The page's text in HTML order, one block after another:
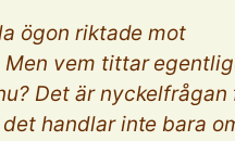
ögon riktade mot
Men vem tittar
Det är nyckelfrågan
det handlar inte bara